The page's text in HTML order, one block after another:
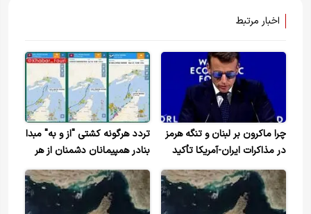
اخبار مرتبط
چرا ماکرون بر لبنان و تنگه هرمز
در مذاکرات ایران-آمریکا تأکید
دارد؟
تردد هرگونه کشتی "از و به" مبدا
بنادر همپیمانان دشمنان از هر
کریدوری ممنوع است